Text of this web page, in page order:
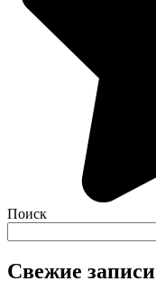
Поиск
Свежие записи